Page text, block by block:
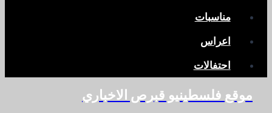
مناسبات
اعراس
احتفالات
موقع فلسطينيو قبرص الاخباري